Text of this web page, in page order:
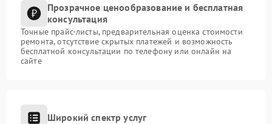
Прозрачное ценообразование и бесплатная
консультация
Точные прайс-листы, предварительная оценка стоимости
ремонта, отсутствие скрытых платежей и возможность
бесплатной консультации по телефону или онлайн на
сайте
Широкий спектр услуг